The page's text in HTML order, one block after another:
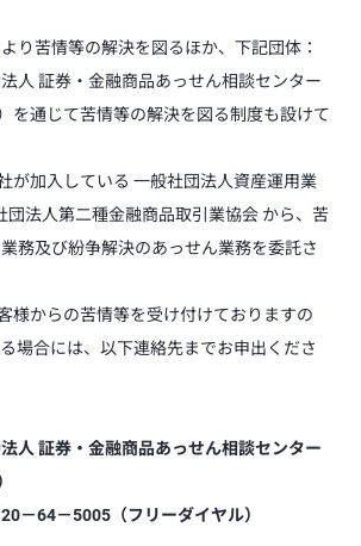
り苦情等の解決を図るほか、下記団体：
人 証券・金融商品あっせん相談センター
を通じて苦情等の解決を図る制度も設けて
が加入している 一般社団法人資産運用業
団法人第二種金融商品取引業協会 から、苦
務及び紛争解決のあっせん業務を委託さ
様からの苦情等を受け付けておりますの
場合には、以下連絡先までお申出くださ
人 証券・金融商品あっせん相談センター
－64－5005（フリーダイヤル）